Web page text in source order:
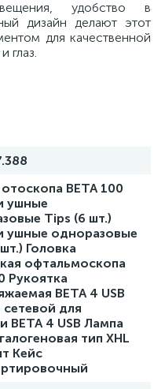
удобство в
дизайн делают этот
для качественной
глаз.
BETA 100
ушные
Tips (6 шт.)
ушные одноразовые
Головка
офтальмоскопа
Рукоятка
BETA 4 USB
для
BETA 4 USB Лампа
тип XHL
Кейс